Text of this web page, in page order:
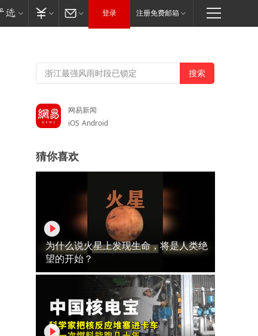
登录 注册免费邮箱
网易新闻
iOS Android
猜你喜欢
为什么说火星上发现生命，将是人类绝
望的开始？